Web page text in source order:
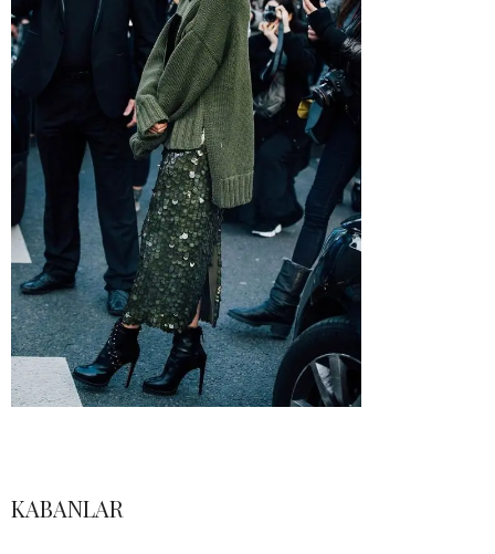
KABANLAR